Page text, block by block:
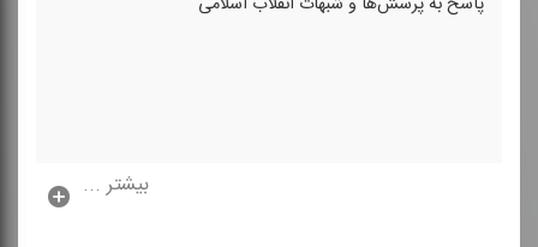
بیشتر ...